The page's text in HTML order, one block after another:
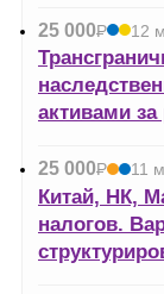
25 000Р
УБ.
12
активами
25 000Р
УБ.
11
Китай, НК,
налогов.